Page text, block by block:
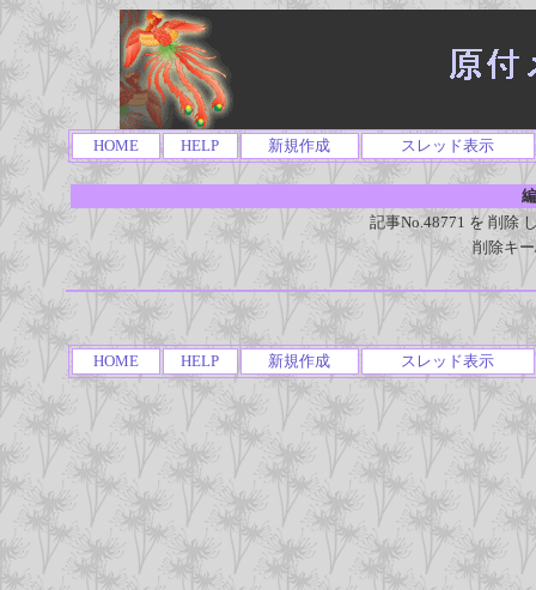
HOME HELP 新規作成 スレッド表示
記事No.48771 を 削除
削除キ
HOME HELP 新規作成 スレッド表示